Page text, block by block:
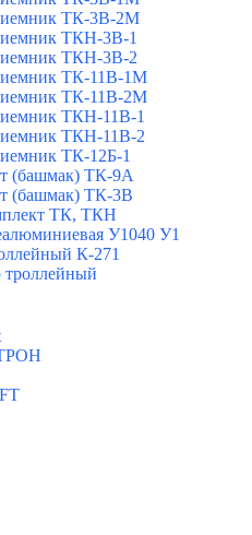
ТК-3В-2М
ТКН-3В-1
ТКН-3В-2
ТК-11В-1М
ТК-11В-2М
ТКН-11В-1
ТКН-11В-2
ТК-12Б-1
(башмак) ТК-9А
(башмак) ТК-3В
ТК, ТКН
У1040 У1
К-271
троллейный